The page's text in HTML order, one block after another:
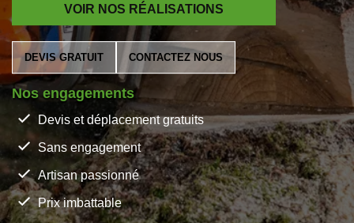
VOIR NOS RÉALISATIONS
DEVIS GRATUIT CONTACTEZ NOUS
Nos engagements
Devis et déplacement gratuits
Sans engagement
Artisan passionné
Prix imbattable